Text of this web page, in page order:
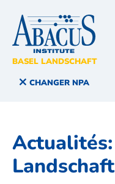
BASEL LANDSCHAFT
CHANGER NPA
Actualités:
Landschaft